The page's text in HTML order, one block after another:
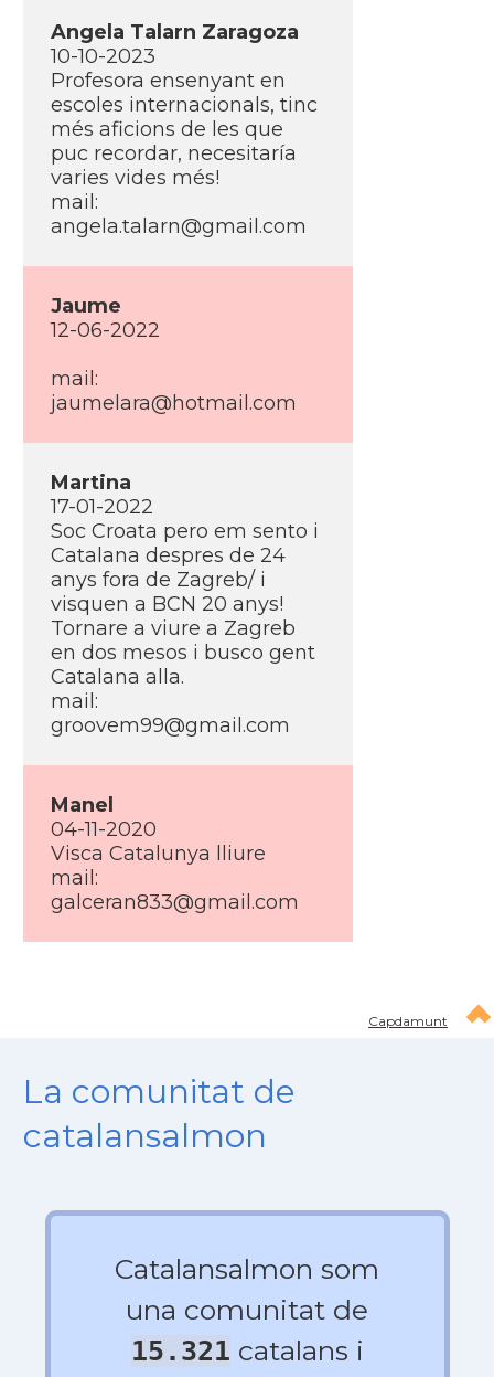
Angela Talarn Zaragoza
10-10-2023
Profesora ensenyant en
escoles internacionals, tinc
més aficions de les que
puc recordar, necesitarí­a
varies vides més!
mail:
angela.talarn@gmail.com
Jaume
12-06-2022
mail:
jaumelara@hotmail.com
Martina
17-01-2022
Soc Croata pero em sento i
Catalana despres de 24
anys fora de Zagreb/ i
visquen a BCN 20 anys!
Tornare a viure a Zagreb
en dos mesos i busco gent
Catalana alla.
mail:
groovem99@gmail.com
Manel
04-11-2020
Visca Catalunya lliure
mail:
galceran833@gmail.com
Capdamunt
La comunitat de
catalansalmon
Catalansalmon som
una comunitat de
15.321 catalans i